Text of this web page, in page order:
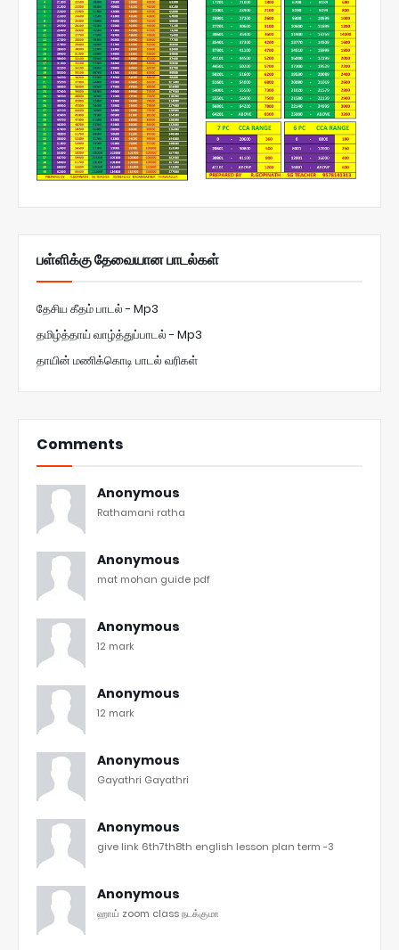
பள்ளிக்கு தேவையான பாடல்கள்
தேசிய கீதம் பாடல் - Mp3
தமிழ்த்தாய் வாழ்த்துப்பாடல் - Mp3
தாயின் மணிக்கொடி பாடல் வரிகள்
Comments
Anonymous
Rathamani ratha
Anonymous
mat mohan guide pdf
Anonymous
12 mark
Anonymous
12 mark
Anonymous
Gayathri Gayathri
Anonymous
give link 6th7th8th english lesson plan term -3
Anonymous
ஹாய் zoom class நடக்குமா